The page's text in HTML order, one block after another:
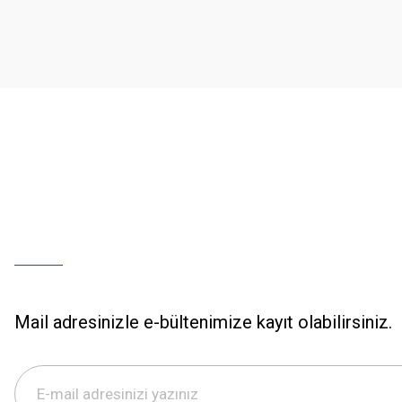
Mail adresinizle e-bültenimize kayıt olabilirsiniz.